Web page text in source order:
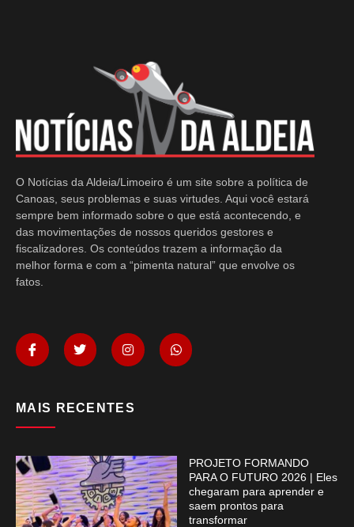
O Notícias da Aldeia/Limoeiro é um site sobre a política de
Canoas, seus problemas e suas virtudes. Aqui você estará
sempre bem informado sobre o que está acontecendo, e
das movimentações de nossos queridos gestores e
fiscalizadores. Os conteúdos trazem a informação da
melhor forma e com a “pimenta natural” que envolve os
fatos.
MAIS RECENTES
PROJETO FORMANDO
PARA O FUTURO 2026 | Eles
chegaram para aprender e
saem prontos para
transformar